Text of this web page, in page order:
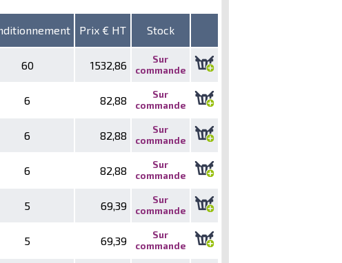
Prix € HT Stock
60 1532,86
Sur
commande
6 82,88
Sur
commande
6 82,88
Sur
commande
6 82,88
Sur
commande
5 69,39
Sur
commande
5 69,39
Sur
commande